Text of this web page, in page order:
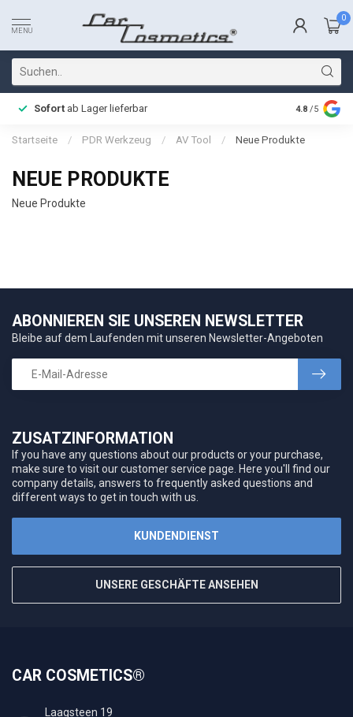
MENU
0
Sofort ab Lager lieferbar Schnelle
4.8 /5
Startseite / PDR Werkzeug / AV Tool / Neue Produkte
NEUE PRODUKTE
Neue Produkte
ZUSATZINFORMATION
If you have any questions about our products or your purchase,
make sure to visit our customer service page. Here you'll find our
company details, answers to frequently asked questions and
different ways to get in touch with us.
KUNDENDIENST
UNSERE GESCHÄFTE ANSEHEN
ABONNIEREN SIE UNSEREN NEWSLETTER
Bleibe auf dem Laufenden mit unseren Newsletter-Angeboten
CAR COSMETICS®
Laagsteen 19